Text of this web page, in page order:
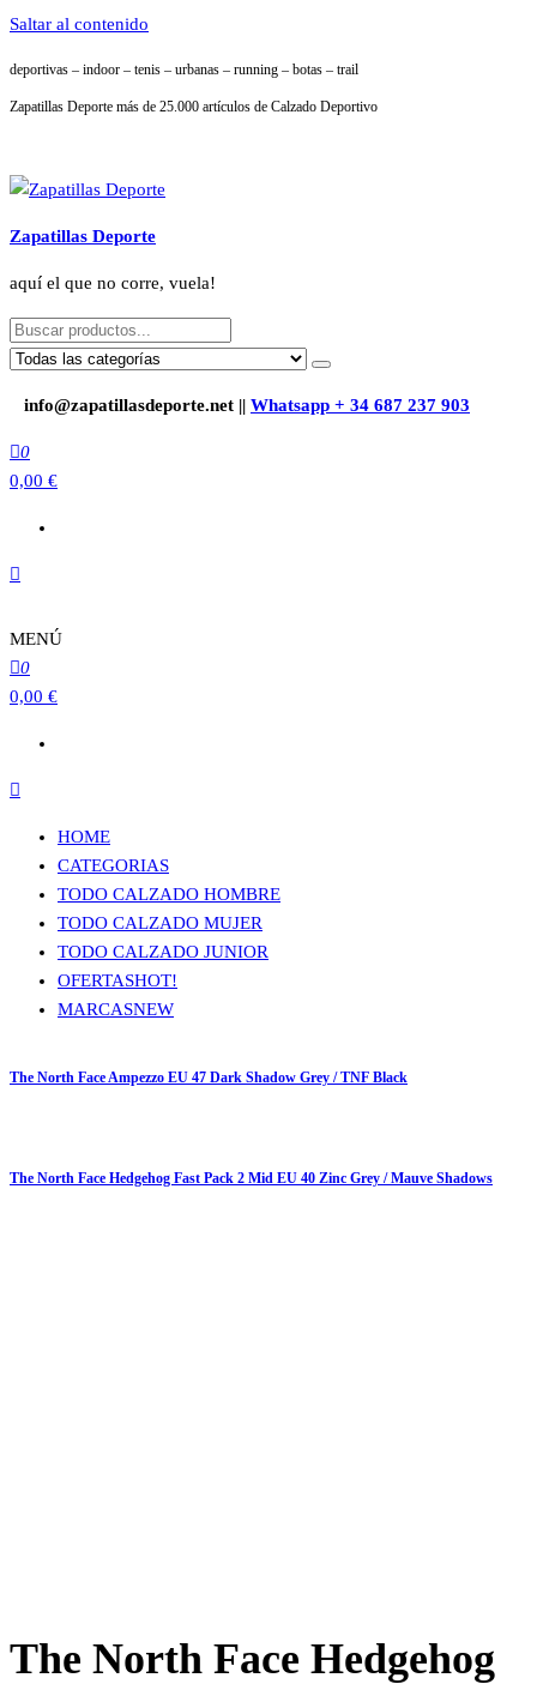
Saltar al contenido
deportivas – indoor – tenis – urbanas – running – botas – trail
Zapatillas Deporte más de 25.000 artículos de Calzado Deportivo
Zapatillas Deporte
aquí el que no corre, vuela!
info@zapatillasdeporte.net || Whatsapp + 34 687 237 903
0
0,00 €
MENÚ
0
0,00 €
HOME
CATEGORIAS
TODO CALZADO HOMBRE
TODO CALZADO MUJER
TODO CALZADO JUNIOR
OFERTASHOT!
MARCASNEW
The North Face Ampezzo EU 47 Dark Shadow Grey / TNF Black
The North Face Hedgehog Fast Pack 2 Mid EU 40 Zinc Grey / Mauve Shadows
The North Face Hedgehog